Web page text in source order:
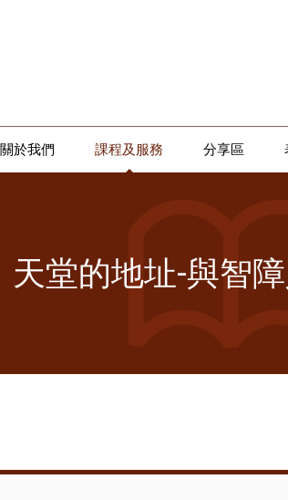
關於我們 課程及服務 分享區
天堂的地址-與智